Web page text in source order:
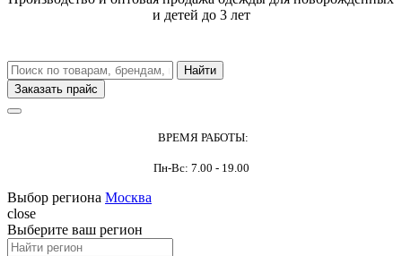
и детей до 3 лет
Заказать прайс
ВРЕМЯ РАБОТЫ:
Пн-Вс: 7.00 - 19.00
Выбор региона Москва
close
Выберите ваш регион